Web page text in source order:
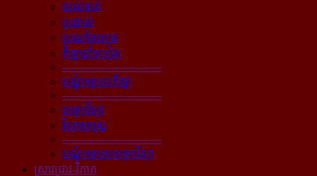
បាល់ទាត់
ប្រដាល់
ប្រណាំងយាន
កីឡាដទៃទៀត
----------------------------
បណ្ដុំអត្ថបទកីឡា
----------------------------
បច្ចេកវិទ្យា
វិទ្យាសាស្ត្រ
----------------------------
បណ្ដុំអត្ថបទបច្ចេកវិទ្យា
ស្រាវជ្រាវ-វិភាគ